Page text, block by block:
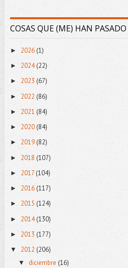
COSAS QUE (ME) HAN PASADO
► 2026 (1)
► 2024(22)
► 2023 (67)
► 2022 (86)
► 2021 (84)
► 2020 (84)
► 2019(82)
► 2018 (107)
► 2017(104)
► 2016(117)
► 2015 (124)
► 2014(130)
► 2013 (177)
▼ 2012 (206)
▼ diciembre (16)